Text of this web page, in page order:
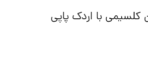
با اردک پاپی